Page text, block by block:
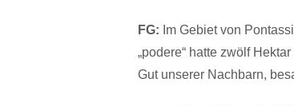
FG: Im Gebiet von
„podere“ hatte zwölf
Gut unserer Nachbarn,